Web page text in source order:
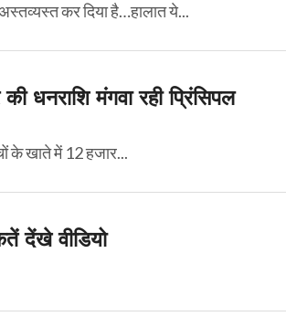
अस्तव्यस्त कर दिया है…हालात ये...
धनराशि मंगवा रही प्रिंसिपल
के खाते में 12 हजार...
देंखे वीडियो